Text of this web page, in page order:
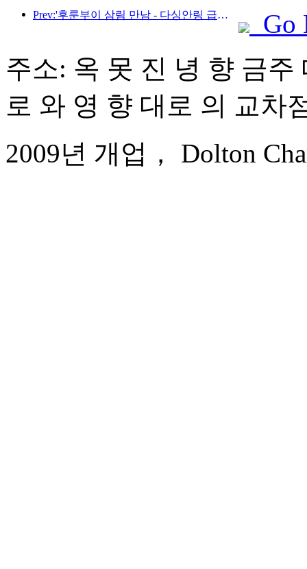
Prev:'후룬부이 삼림 만남 - 다싱안링 급행열차 - 별빛 열차 - 천이 여행' 관광열차가 첫 운행을 시작합니다.
Go
주소: 옥 못 진 녕 향 금
로 와 영 향 대로 의 교차
2009년 개업， Dolton